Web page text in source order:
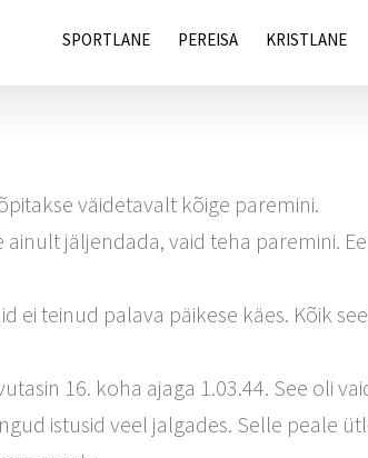
SPORTLANE PEREISA KRISTLANE
väidetavalt kõige paremini.
jäljendada, vaid teha paremini.
teinud palava päikese käes. Kõik
16. koha ajaga 1.03.44. See oli
istusid veel jalgades. Selle peale